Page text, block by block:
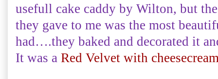
usefull cake caddy by Wilton, but
they gave to me was the most
had….they baked and decorated it
It was a Red Velvet with